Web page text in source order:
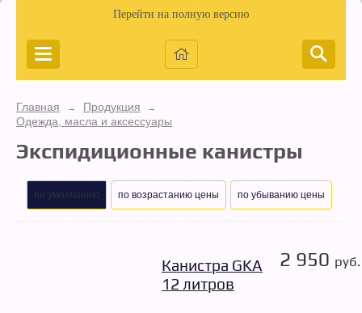
Перейти на полную версию
Главная → Продукция →
Одежда, масла и аксессуары
Экспидиционные канистры
по умолчанию по возрастанию цены по убыванию цены
Канистра GKA
12 литров
2 950 руб.